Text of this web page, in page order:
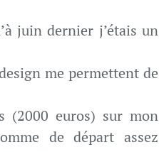
juin dernier j’étais un
me permettent de
(2000 euros) sur mon
de départ assez